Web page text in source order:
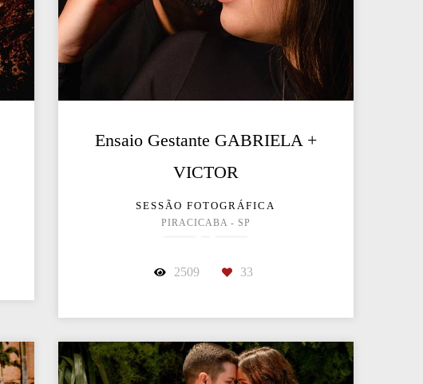
Ensaio Gestante GABRIELA +
VICTOR
SESSÃO FOTOGRÁFICA
PIRACICABA - SP
2509 33